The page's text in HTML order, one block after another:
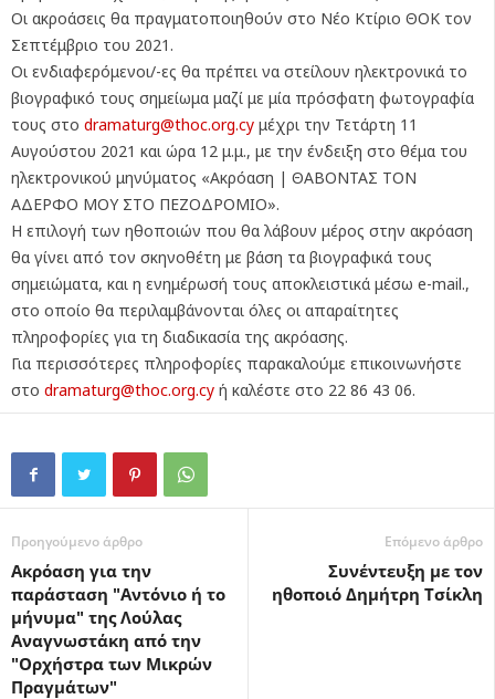
Οι ακροάσεις θα πραγματοποιηθούν στο Νέο Κτίριο ΘΟΚ τον
Σεπτέμβριο του 2021.
Οι ενδιαφερόμενοι/-ες θα πρέπει να στείλουν ηλεκτρονικά το
βιογραφικό τους σημείωμα μαζί με μία πρόσφατη φωτογραφία
τους στο dramaturg@thoc.org.cy μέχρι την Τετάρτη 11
Αυγούστου 2021 και ώρα 12 μ.μ., με την ένδειξη στο θέμα του
ηλεκτρονικού μηνύματος «Ακρόαση | ΘΑΒΟΝΤΑΣ ΤΟΝ
ΑΔΕΡΦΟ ΜΟΥ ΣΤΟ ΠΕΖΟΔΡΟΜΙΟ».
Η επιλογή των ηθοποιών που θα λάβουν μέρος στην ακρόαση
θα γίνει από τον σκηνοθέτη με βάση τα βιογραφικά τους
σημειώματα, και η ενημέρωσή τους αποκλειστικά μέσω e-mail.,
στο οποίο θα περιλαμβάνονται όλες οι απαραίτητες
πληροφορίες για τη διαδικασία της ακρόασης.
Για περισσότερες πληροφορίες παρακαλούμε επικοινωνήστε
στο dramaturg@thoc.org.cy ή καλέστε στο 22 86 43 06.
Προηγούμενο άρθρο
Ακρόαση για την
παράσταση "Αντόνιο ή το
μήνυμα" της Λούλας
Αναγνωστάκη από την
"Ορχήστρα των Μικρών
Πραγμάτων"
Επόμενο άρθρο
Συνέντευξη με τον
ηθοποιό Δημήτρη Τσίκλη